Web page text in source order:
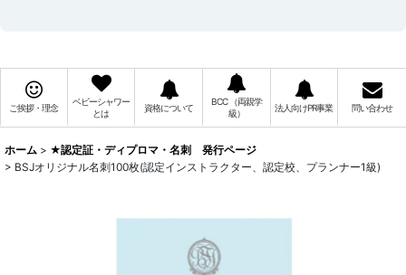
ご挨拶・理念
ベビーシャワー
とは
資格について
BCC （両親学
級）
法人向けPR事業 問い合わせ
ホーム > ★認定証・ディプロマ・名刺 発行ページ
> BSJオリジナル名刺100枚(認定インストラクター、認定校、プランナー1級)